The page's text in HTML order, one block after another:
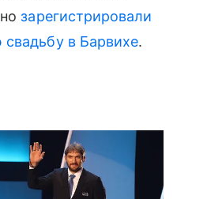
зарегистрировали
в Барвихе.